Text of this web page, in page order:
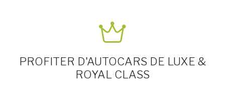
PROFITER D'AUTOCARS DE LUXE &
ROYAL CLASS